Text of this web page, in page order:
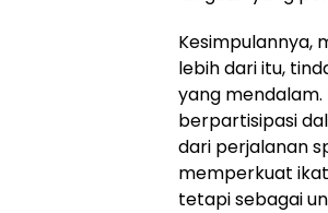
Kesimpulannya,
lebih dari itu,
yang mendalam.
berpartisipasi
dari perjalanan
memperkuat
tetapi sebagai